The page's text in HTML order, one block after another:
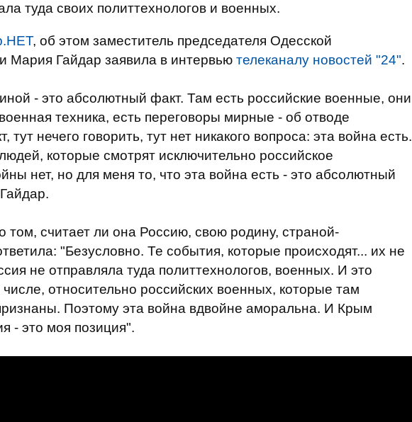
туда своих политтехнологов и военных.
, об этом заместитель председателя Одесской
Мария Гайдар заявила в интервью телеканалу новостей "24".
- это абсолютный факт. Там есть российские военные, они
техника, есть переговоры мирные - об отводе
нечего говорить, тут нет никакого вопроса: эта война есть.
которые смотрят исключительно российское
нет, но для меня то, что эта война есть - это абсолютный
том, считает ли она Россию, свою родину, страной-
"Безусловно. Те события, которые происходят... их не
не отправляла туда политтехнологов, военных. И это
относительно российских военных, которые там
Поэтому эта война вдвойне аморальна. И Крым
- это моя позиция".